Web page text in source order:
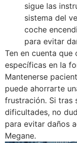
sigue las
sistema del
coche
para evitar
Ten en cuenta
específicas en la
Mantenerse
puede ahorrarte
frustración. Si tras
dificultades, no
para evitar daños
Megane.